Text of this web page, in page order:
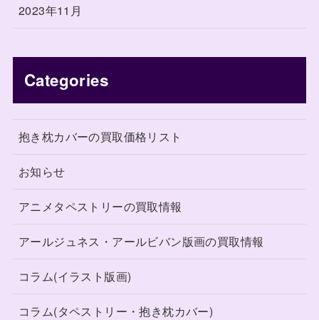
2023年11月
Categories
抱き枕カバーの買取価格リスト
お知らせ
アニメタペストリーの買取情報
アールジュネス・アールビバン版画の買取情報
コラム(イラスト版画)
コラム(タペストリー・抱き枕カバー)